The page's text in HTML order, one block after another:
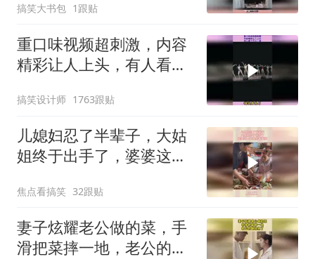
搞笑大书包 1跟贴
重口味视频超刺激，内容
精彩让人上头，有人看了
搞笑设计师 1763跟贴
儿媳妇忍了半辈子，大姑
姐终于出手了，婆婆这一
焦点看搞笑 32跟贴
妻子炫耀老公做的菜，手
滑把菜摔一地，老公的做